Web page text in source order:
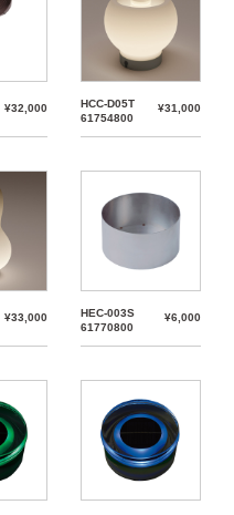
¥32,000
HCC-D05T
61754800
¥31,000
¥33,000
HEC-003S
61770800
¥6,000